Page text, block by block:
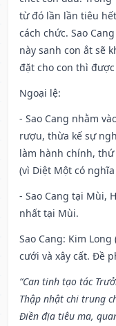
từ đó lần lần tiêu
cách chức. Sao
này sanh con ắt sẽ
đặt cho con thì
Ngoại lệ:
- Sao Cang nhằm
rượu, thừa kế sự
làm hành chính,
(vì Diệt Một có
- Sao Cang tại Mùi,
nhất tại Mùi.
Sao Cang: Kim
cưới và xây cất. Đề
“Can tinh tạo tác
Thập nhật chi trung
Điền địa tiêu ma,